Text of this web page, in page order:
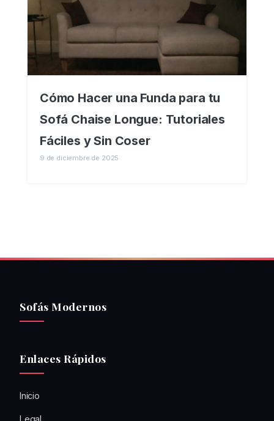
Cómo Hacer una Funda para tu
Sofá Chaise Longue: Tutoriales
Fáciles y Sin Coser
9 de diciembre de 2025
Sofás Modernos
Enlaces Rápidos
Inicio
Legal